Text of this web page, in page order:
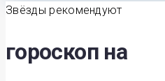
Звёзды рекомендуют
гороскоп на